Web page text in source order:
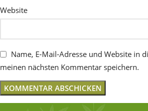
Website
Name, E-Mail-Adresse und Website in
meinen nächsten Kommentar speichern.